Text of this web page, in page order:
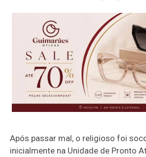
Após passar mal, o religioso foi
inicialmente na Unidade de Pronto